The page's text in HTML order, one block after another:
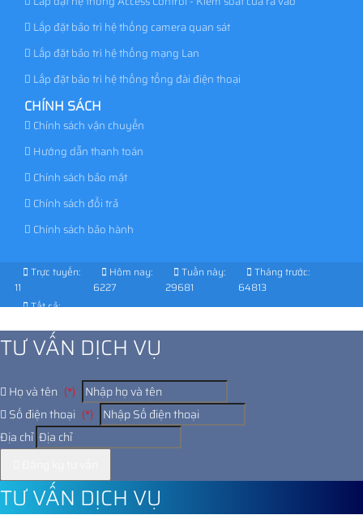
Lắp đặt bảo trì hệ thống camera quan sát
Lắp đặt bảo trì hệ thống mạng Lan
Lắp đặt bảo trì hệ thống tổng đài điện thoại
CHÍNH SÁCH
Chính sách vận chuyển
Hướng dẫn thanh toán
Chính sách bảo mật
Chính sách đổi trả
Chính sách bảo hành
Trực tuyến:
11
Hôm nay:
6227
Tuần này:
29681
Tháng trước:
64813
Tất cả:
TƯ VẤN DỊCH VỤ
Họ và tên (*)
Số điện thoại (*)
Địa chỉ
TƯ VẤN DỊCH VỤ